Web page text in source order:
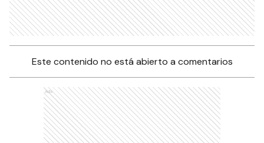
Este contenido no está abierto a comentarios
Ads